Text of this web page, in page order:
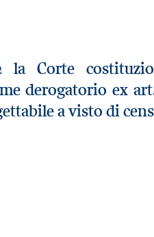
Corte
derogatorio ex
a visto di